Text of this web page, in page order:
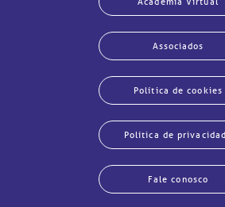
Associados
Política de cookies
Política de
Fale conosco